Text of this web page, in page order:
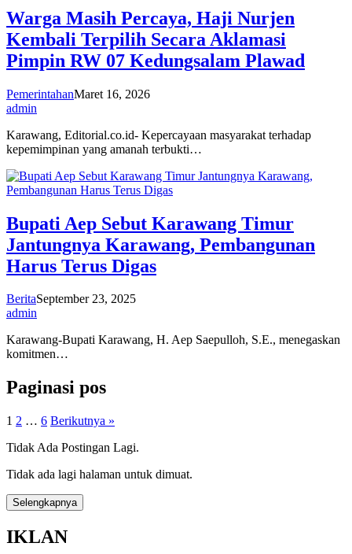
Warga Masih Percaya, Haji Nurjen
Kembali Terpilih Secara Aklamasi
Pimpin RW 07 Kedungsalam Plawad
PemerintahanMaret 16, 2026
admin
Karawang, Editorial.co.id- Kepercayaan masyarakat terhadap
kepemimpinan yang amanah terbukti…
Bupati Aep Sebut Karawang Timur
Jantungnya Karawang, Pembangunan
Harus Terus Digas
BeritaSeptember 23, 2025
admin
Karawang-Bupati Karawang, H. Aep Saepulloh, S.E., menegaskan
komitmen…
Paginasi pos
1 2 … 6 Berikutnya »
Tidak Ada Postingan Lagi.
Tidak ada lagi halaman untuk dimuat.
Selengkapnya
IKLAN